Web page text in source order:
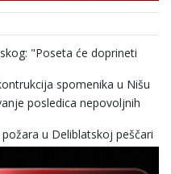
"Poseta će doprineti
spomenika u Nišu
posledica nepovoljnih
u Deliblatskoj peščari